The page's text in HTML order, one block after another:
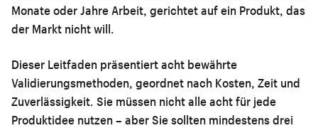
Monate oder Jahre Arbeit, gerichtet auf ein Produkt, das
der Markt nicht will.
Dieser Leitfaden präsentiert acht bewährte
Validierungsmethoden, geordnet nach Kosten, Zeit und
Zuverlässigkeit. Sie müssen nicht alle acht für jede
Produktidee nutzen – aber Sie sollten mindestens drei